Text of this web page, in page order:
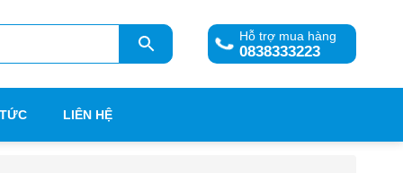
Hỗ trợ mua hàng
0838333223
LIÊN HỆ